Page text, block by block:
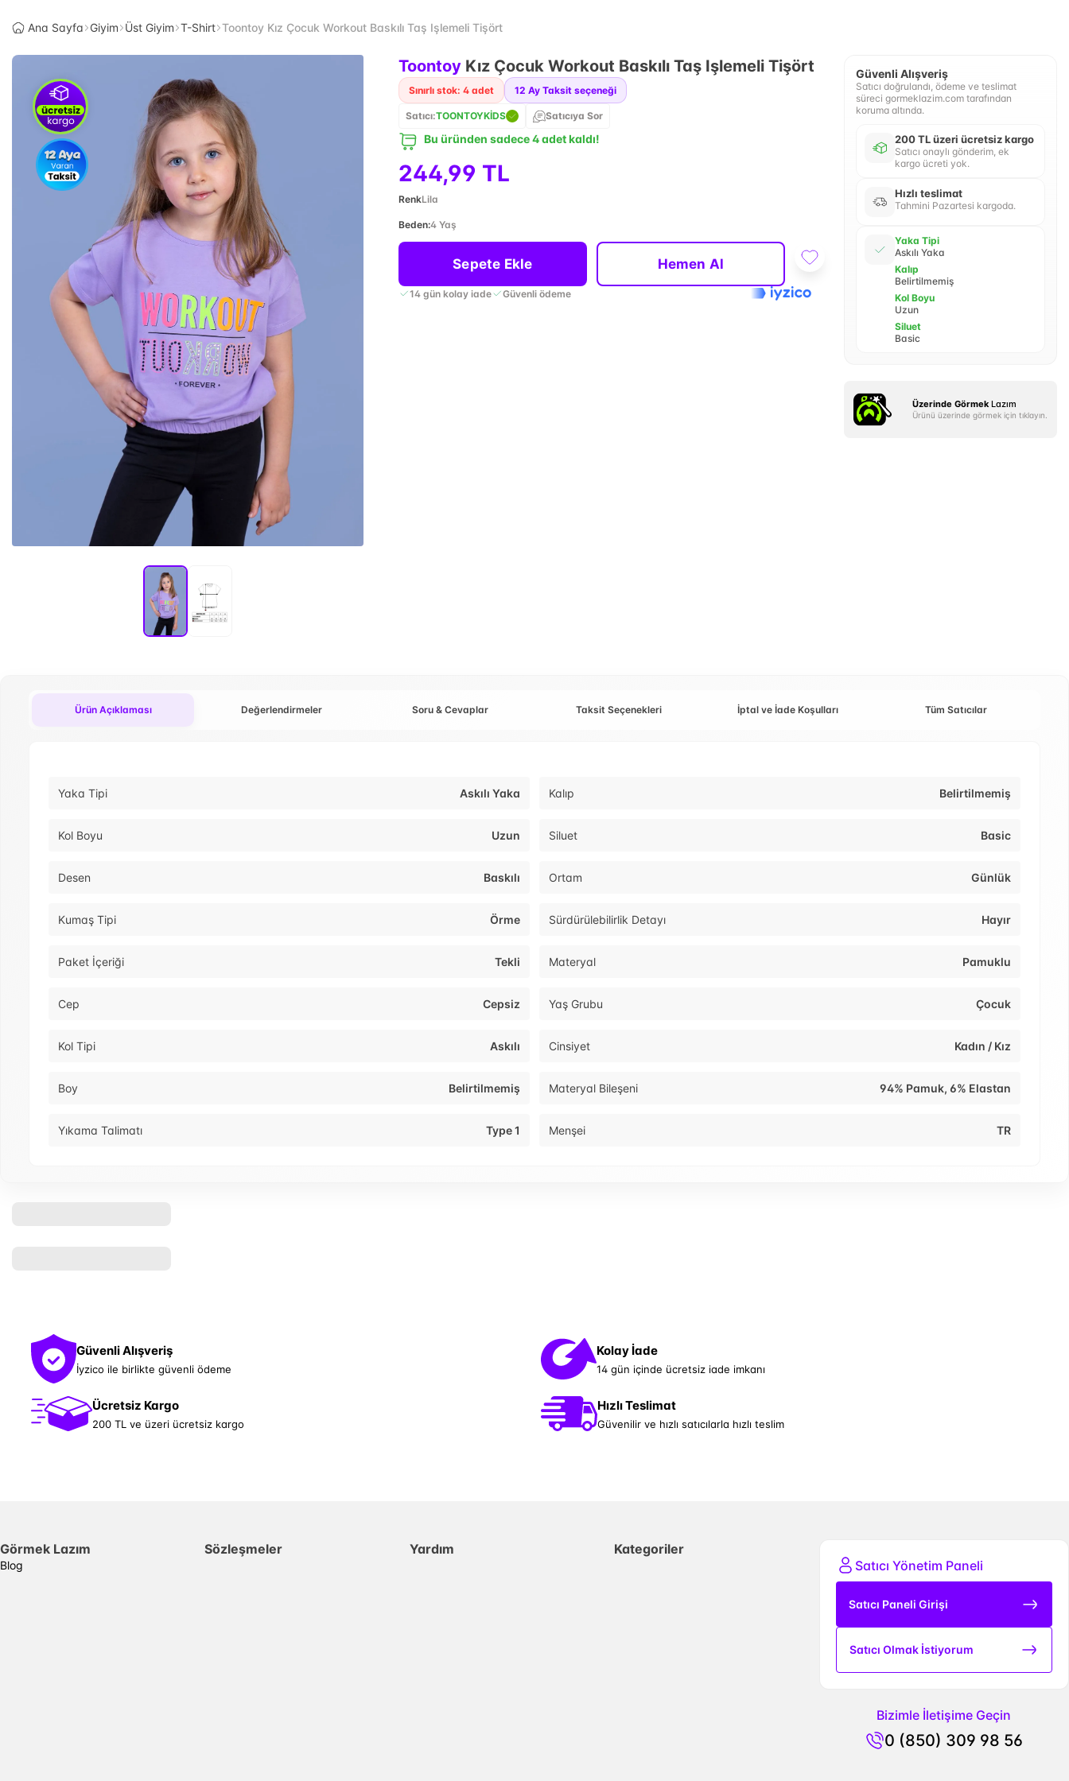
Ana Sayfa Giyim Üst Giyim T-Shirt Toontoy Kız Çocuk Workout Baskılı Taş Işlemeli Tişört
Toontoy Kız Çocuk Workout Baskılı Taş Işlemeli Tişört
Sınırlı stok: 4 adet 12 Ay Taksit seçeneği
Satıcı:TOONTOYKİDS Satıcıya Sor
Bu üründen sadece 4 adet kaldı!
244,99 TL
RenkLila
Beden:4 Yaş
Sepete Ekle Hemen Al
14 gün kolay iade Güvenli ödeme
Güvenli Alışveriş
Satıcı doğrulandı, ödeme ve teslimat
süreci gormeklazim.com tarafından
koruma altında.
200 TL üzeri ücretsiz kargo
Satıcı onaylı gönderim, ek
kargo ücreti yok.
Hızlı teslimat
Tahmini Pazartesi kargoda.
Yaka Tipi
Askılı Yaka
Kalıp
Belirtilmemiş
Kol Boyu
Uzun
Siluet
Basic
Üzerinde Görmek Lazım
Ürünü üzerinde görmek için tıklayın.
Ürün Açıklaması Değerlendirmeler Soru & Cevaplar Taksit Seçenekleri İptal ve İade Koşulları Tüm Satıcılar
Yaka Tipi Askılı Yaka Kalıp Belirtilmemiş
Kol Boyu Uzun Siluet Basic
Desen Baskılı Ortam Günlük
Kumaş Tipi Örme Sürdürülebilirlik Detayı Hayır
Paket İçeriği Tekli Materyal Pamuklu
Cep Cepsiz Yaş Grubu Çocuk
Kol Tipi Askılı Cinsiyet Kadın / Kız
Boy Belirtilmemiş Materyal Bileşeni 94% Pamuk, 6% Elastan
Yıkama Talimatı Type 1 Menşei TR
Güvenli Alışveriş
İyzico ile birlikte güvenli ödeme
Kolay İade
14 gün içinde ücretsiz iade imkanı
Ücretsiz Kargo
200 TL ve üzeri ücretsiz kargo
Hızlı Teslimat
Güvenilir ve hızlı satıcılarla hızlı teslim
Görmek Lazım
Blog
Sözleşmeler Yardım
Kategoriler
Satıcı Yönetim Paneli
Satıcı Paneli Girişi
Satıcı Olmak İstiyorum
Bizimle İletişime Geçin
0 (850) 309 98 56